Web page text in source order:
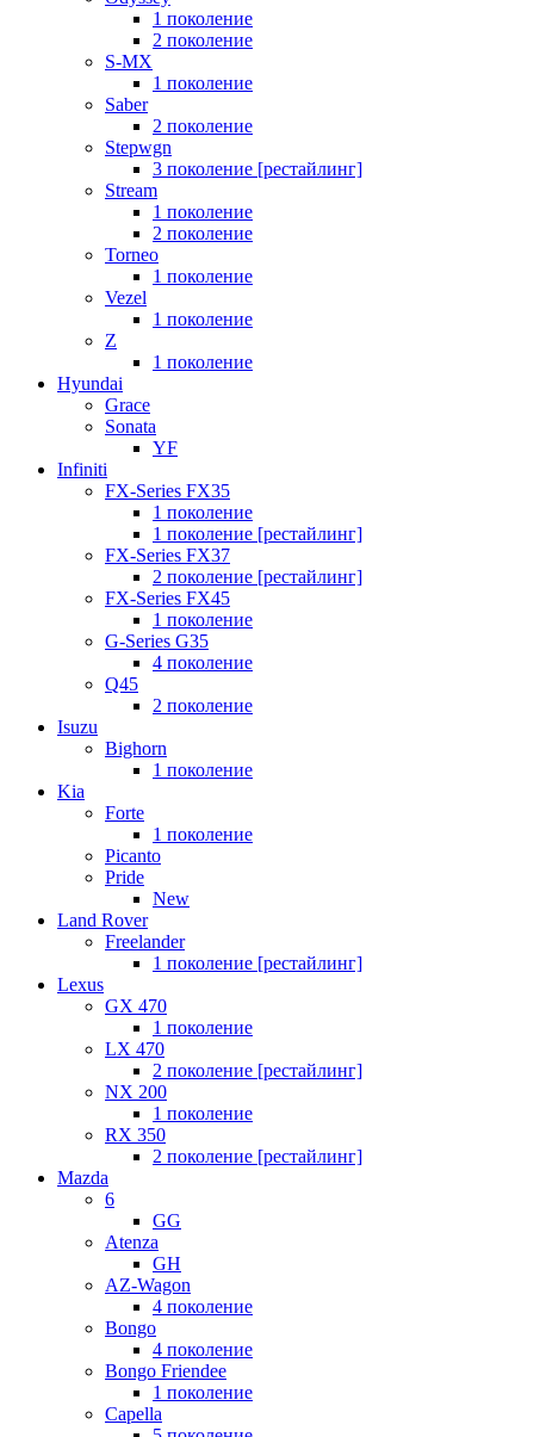
1 поколение
2 поколение
S-MX
1 поколение
Saber
2 поколение
Stepwgn
3 поколение [рестайлинг]
Stream
1 поколение
2 поколение
Torneo
1 поколение
Vezel
1 поколение
Z
1 поколение
Hyundai
Grace
Sonata
YF
Infiniti
FX-Series FX35
1 поколение
1 поколение [рестайлинг]
FX-Series FX37
2 поколение [рестайлинг]
FX-Series FX45
1 поколение
G-Series G35
4 поколение
Q45
2 поколение
Isuzu
Bighorn
1 поколение
Kia
Forte
1 поколение
Picanto
Pride
New
Land Rover
Freelander
1 поколение [рестайлинг]
Lexus
GX 470
1 поколение
LX 470
2 поколение [рестайлинг]
NX 200
1 поколение
RX 350
2 поколение [рестайлинг]
Mazda
6
GG
Atenza
GH
AZ-Wagon
4 поколение
Bongo
4 поколение
Bongo Friendee
1 поколение
Capella